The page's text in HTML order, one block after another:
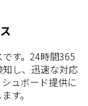
す。24時間365
し、迅速な対応
ュボード提供に
す。